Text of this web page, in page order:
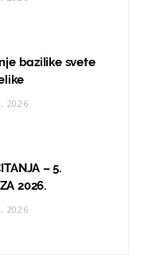
bazilike svete
2026
– 5.
2026.
2026